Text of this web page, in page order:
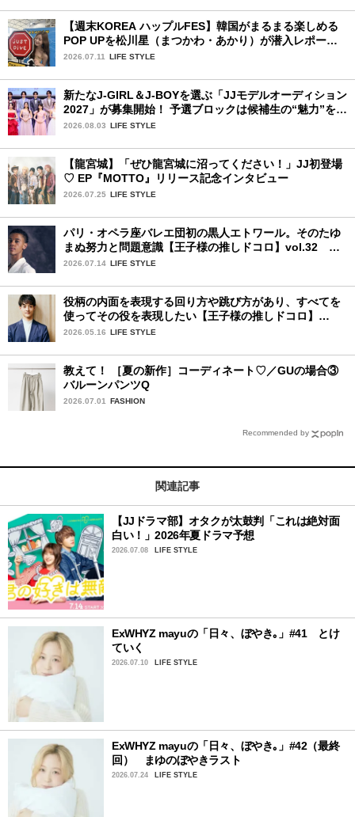
【週末KOREA ハップルFES】韓国がまるまる楽しめる
POP UPを松川星（まつかわ・あかり）が潜入レポート
♡
2026.07.11 LIFE STYLE
新たなJ-GIRL＆J-BOYを選ぶ「JJモデルオーディション
2027」が募集開始！ 予選ブロックは候補生の“魅力”を重
視した「新システム」に変わります
2026.08.03 LIFE STYLE
【龍宮城】「ぜひ龍宮城に沼ってください！」JJ初登場
♡ EP『MOTTO』リリース記念インタビュー
2026.07.25 LIFE STYLE
パリ・オペラ座バレエ団初の黒人エトワール。そのたゆ
まぬ努力と問題意識【王子様の推しドコロ】vol.32 ギ
ヨーム・ディオップさん
2026.07.14 LIFE STYLE
役柄の内面を表現する回り方や跳び方があり、すべてを
使ってその役を表現したい【王子様の推しドコロ】
vol.31 大塚 卓さん
2026.05.16 LIFE STYLE
教えて！ ［夏の新作］コーディネート♡／GUの場合③
バルーンパンツQ
2026.07.01 FASHION
Recommended by
関連記事
【JJドラマ部】オタクが太鼓判「これは絶対面
白い！」2026年夏ドラマ予想
2026.07.08 LIFE STYLE
ExWHYZ mayuの「日々、ぼやき｡」#41 とけ
ていく
2026.07.10 LIFE STYLE
ExWHYZ mayuの「日々、ぼやき｡」#42（最終
回） まゆのぼやきラスト
2026.07.24 LIFE STYLE